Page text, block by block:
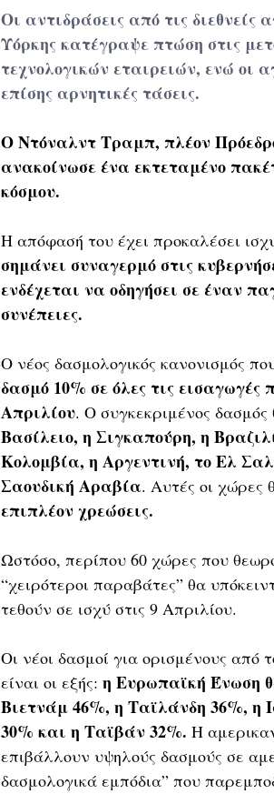
Οι αντιδράσεις από τις
Υόρκης κατέγραψε πτώση στις
τεχνολογικών εταιρειών, ενώ οι
επίσης αρνητικές τάσεις.
Ο Ντόναλντ Τραμπ, πλέον
ανακοίνωσε ένα εκτεταμένο
κόσμου.
Η απόφασή του έχει προκαλέσει
σημάνει συναγερμό στις
ενδέχεται να οδηγήσει σε έναν
συνέπειες.
Ο νέος δασμολογικός κανονισμός
δασμό 10% σε όλες τις εισαγωγές
Απριλίου. Ο συγκεκριμένος
Βασίλειο, η Σιγκαπούρη, η
Κολομβία, η Αργεντινή, το Ελ
Σαουδική Αραβία. Αυτές οι χώρες
επιπλέον χρεώσεις.
Ωστόσο, περίπου 60 χώρες που
“χειρότεροι παραβάτες” θα
τεθούν σε ισχύ στις 9 Απριλίου.
Οι νέοι δασμοί για ορισμένους από
είναι οι εξής: η Ευρωπαϊκή Ένωση
Βιετνάμ 46%, η Ταϊλάνδη 36%,
30% και η Ταϊβάν 32%. Η
επιβάλλουν υψηλούς δασμούς σε
δασμολογικά εμπόδια” που